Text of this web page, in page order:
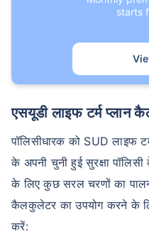
starts
एसयूडी लाइफ टर्म
पॉलिसीधारक को SUD लाइफ
के अपनी चुनी हुई सुरक्षा
के लिए कुछ सरल चरणों का
कैलकुलेटर का उपयोग करने के
करें: